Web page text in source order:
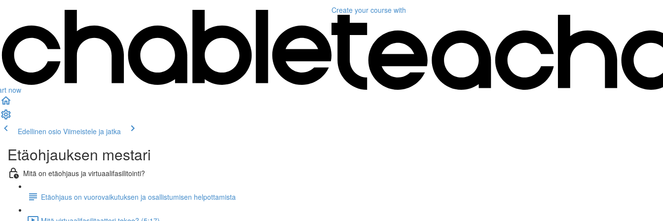
now
Create your course with
Edellinen osio Viimeistele ja jatka
Etäohjauksen mestari
Mitä on etäohjaus ja virtuaalifasilitointi?
Etäohjaus on vuorovaikutuksen ja osallistumisen helpottamista